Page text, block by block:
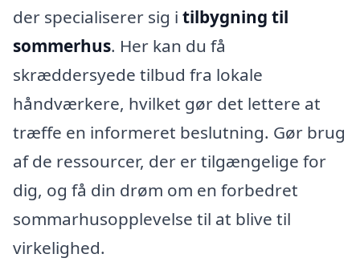
der specialiserer sig i tilbygning til
sommerhus. Her kan du få
skræddersyede tilbud fra lokale
håndværkere, hvilket gør det lettere at
træffe en informeret beslutning. Gør brug
af de ressourcer, der er tilgængelige for
dig, og få din drøm om en forbedret
sommarhusopplevelse til at blive til
virkelighed.